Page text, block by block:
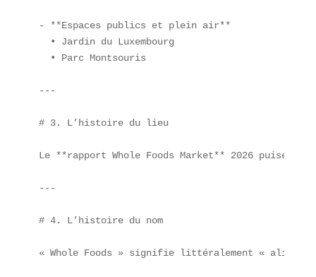
- **Espaces publics et plein air**
  • Jardin du Luxembourg
  • Parc Montsouris
---
# 3. L’histoire du lieu
Le **rapport Whole Foods Market** 2026 puise
---
# 4. L’histoire du nom
« Whole Foods » signifie littéralement «